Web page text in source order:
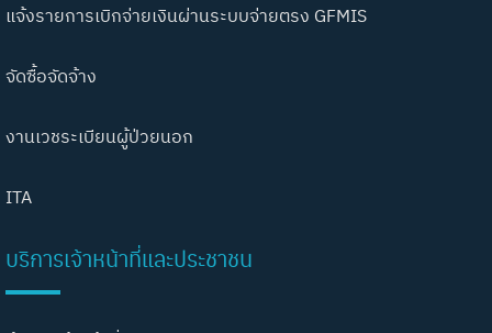
แจ้งรายการเบิกจ่ายเงินผ่านระบบจ่ายตรง GFMIS
จัดซื้อจัดจ้าง
งานเวชระเบียนผู้ป่วยนอก
ITA
บริการเจ้าหน้าที่และประชาชน